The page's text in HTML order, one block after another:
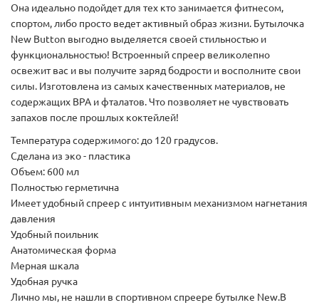
Она идеально подойдет для тех кто занимается фитнесом,
спортом, либо просто ведет активный образ жизни. Бутылочка
New Button выгодно выделяется своей стильностью и
функциональностью! Встроенный спреер великолепно
освежит вас и вы получите заряд бодрости и восполните свои
силы. Изготовлена из самых качественных материалов, не
содержащих BPA и фталатов. Что позволяет не чувствовать
запахов после прошлых коктейлей!
Температура содержимого: до 120 градусов.
Сделана из эко - пластика
Объем: 600 мл
Полностью герметична
Имеет удобный спреер с интуитивным механизмом нагнетания
давления
Удобный поильник
Анатомическая форма
Мерная шкала
Удобная ручка
Лично мы, не нашли в спортивном спреере бутылке New.B